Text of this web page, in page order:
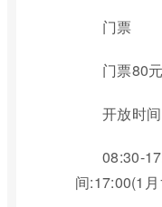
门票
门票80
开放时间
08:30-
间:17:00(1